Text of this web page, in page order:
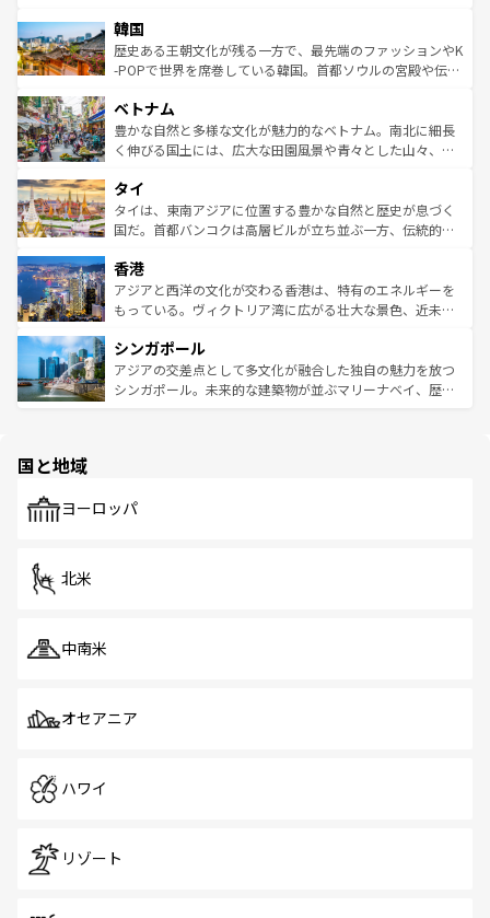
ワイを、存分に味わってほしい。 なお、新着のハワイ情報
はコンテンツ一覧を参照してほしい。
いる。アクティビティも充実しており、サーフィンやダイ
ビング、ハイキングなど、アウトドア好きにはたまらな
い。オーストラリアの多彩な魅力を存分に味わいつくそ
参照してほしい。
ン）、静ひつな山岳地帯である台湾東部など、都市の喧騒
と山間の静けさが共存しており、訪れる人に新しい発見と
驚きをもたらしてくれる。また、奥深い台湾の食文化も魅
容にもいいと評判のスイーツなど、バラエティ豊かな料理
が味わえる。 なお、新着の台湾情報は コンテンツ一覧を参
照してほしい。
韓国
歴史ある王朝文化が残る一方で、最先端のファッションやK
-POPで世界を席巻している韓国。首都ソウルの宮殿や伝統
き、地方に足を延ばせば四季折々の自然美を楽しむことが
できる。そして、キムチや焼肉、絶品のストリートフード
まで、さまざまな韓国料理が待っている。夜には、韓国な
リティに包まれながら、韓国の多彩な魅力を心ゆくまで味
わってみてほしい。 なお、新着の韓国情報はコンテンツ一
覧を参照してほしい。
ベトナム
豊かな自然と多様な文化が魅力的なベトナム。南北に細長
く伸びる国土には、広大な田園風景や青々とした山々、世
急速な発展と共に伝統が息づく。ハノイの古い町並みやホ
ーチミン市のフランス統治時代の建物も、独特の雰囲気を
醸し出している。また、バラエティの豊かさとおいしさで
とつ。フォーやバインミー、ベトナムコーヒーなどは、ぜ
ひ現地で味わいたい。どの地域を訪れてもあたたかい人々
が旅行者を迎えてくれるので、きっと忘れられない旅にな
参照してほしい。
タイ
タイは、東南アジアに位置する豊かな自然と歴史が息づく
国だ。首都バンコクは高層ビルが立ち並ぶ一方、伝統的な
の活気が交差している。北部ではチェンマイなどの山岳地
帯で自然と触れ合い、南部ではプーケットやクラビの美し
いビーチでリゾート気分を楽しむことができる。タイ料理
激する。気候は一年中温暖で、どの季節にも異なる楽しみ
が待っている。親しみやすいタイの人々、仏教を中心とし
た文化、そして多様な観光資源が、訪れる旅人を魅了し続
香港
アジアと西洋の文化が交わる香港は、特有のエネルギーを
もっている。ヴィクトリア湾に広がる壮大な景色、近未来
み、どこを訪れても感動するはず。観光スポットが密集し
ており、効率よく見どころを回れるのも魅力。息をのむよ
うな絶景から文化的な体験まで、香港を存分に楽しみ尽く
シンガポール
アジアの交差点として多文化が融合した独自の魅力を放つ
シンガポール。未来的な建築物が並ぶマリーナベイ、歴史
で、ホーカーズは地元の風情を楽しめる外せないスポット
国と地域
ヨーロッパ
北米
中南米
オセアニア
ハワイ
リゾート